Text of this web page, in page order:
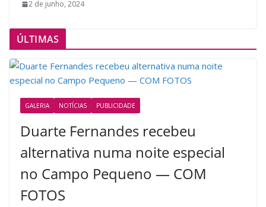
2 de junho, 2024
ÚLTIMAS
GALERIA NOTÍCIAS PUBLICIDADE
Duarte Fernandes recebeu
alternativa numa noite especial
no Campo Pequeno — COM
FOTOS